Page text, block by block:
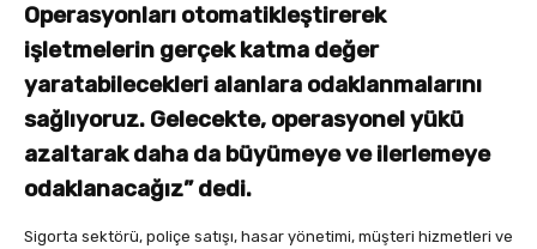
Operasyonları otomatikleştirerek
işletmelerin gerçek katma değer
yaratabilecekleri alanlara odaklanmalarını
sağlıyoruz. Gelecekte, operasyonel yükü
azaltarak daha da büyümeye ve ilerlemeye
odaklanacağız” dedi.
Sigorta sektörü, poliçe satışı, hasar yönetimi, müşteri hizmetleri ve